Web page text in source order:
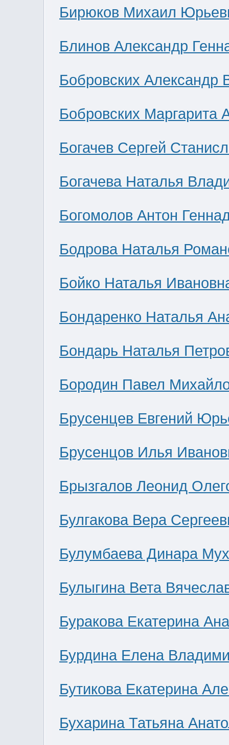
Бирюков Михаил
Блинов Александр
Бобровских Александр
Бобровских Маргарита
Богачев Сергей
Богачева Наталья
Богомолов Антон
Бодрова Наталья
Бойко Наталья
Бондаренко Наталья
Бондарь Наталья
Бородин Павел
Брусенцев Евгений
Брусенцов Илья
Брызгалов Леонид
Булгакова Вера
Булумбаева Динара
Булыгина Вета
Буракова Екатерина
Бурдина Елена
Бутикова Екатерина
Бухарина Татьяна